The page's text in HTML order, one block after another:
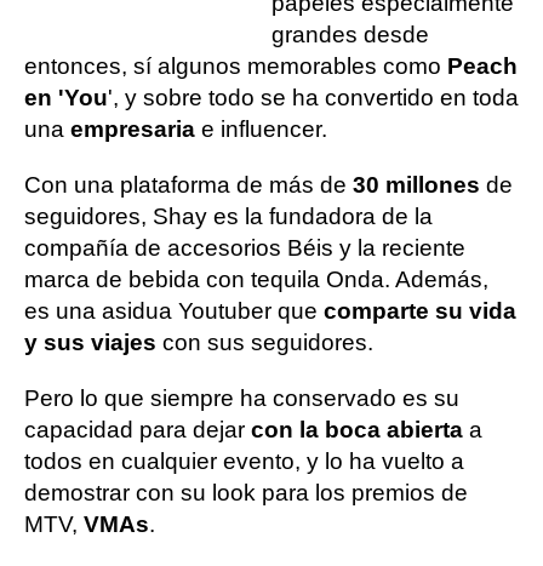
grandes desde
entonces, sí algunos memorables como Peach
en 'You', y sobre todo se ha convertido en toda
una empresaria e influencer.
Con una plataforma de más de 30 millones de
seguidores, Shay es la fundadora de la
compañía de accesorios Béis y la reciente
marca de bebida con tequila Onda. Además,
es una asidua Youtuber que comparte su vida
y sus viajes con sus seguidores.
Pero lo que siempre ha conservado es su
capacidad para dejar con la boca abierta a
todos en cualquier evento, y lo ha vuelto a
demostrar con su look para los premios de
MTV, VMAs.